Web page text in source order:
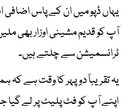
یہاں ڈپو میں ان کے پاس اضافی
آپ کو قدیم مشینی اوزار بھی
ٹرانسمیشن سے چلتے ہیں۔
یہ تقریباً دوپہر کا وقت ہے کہ
اپنے آپ کو فٹ پلیٹ پر لے